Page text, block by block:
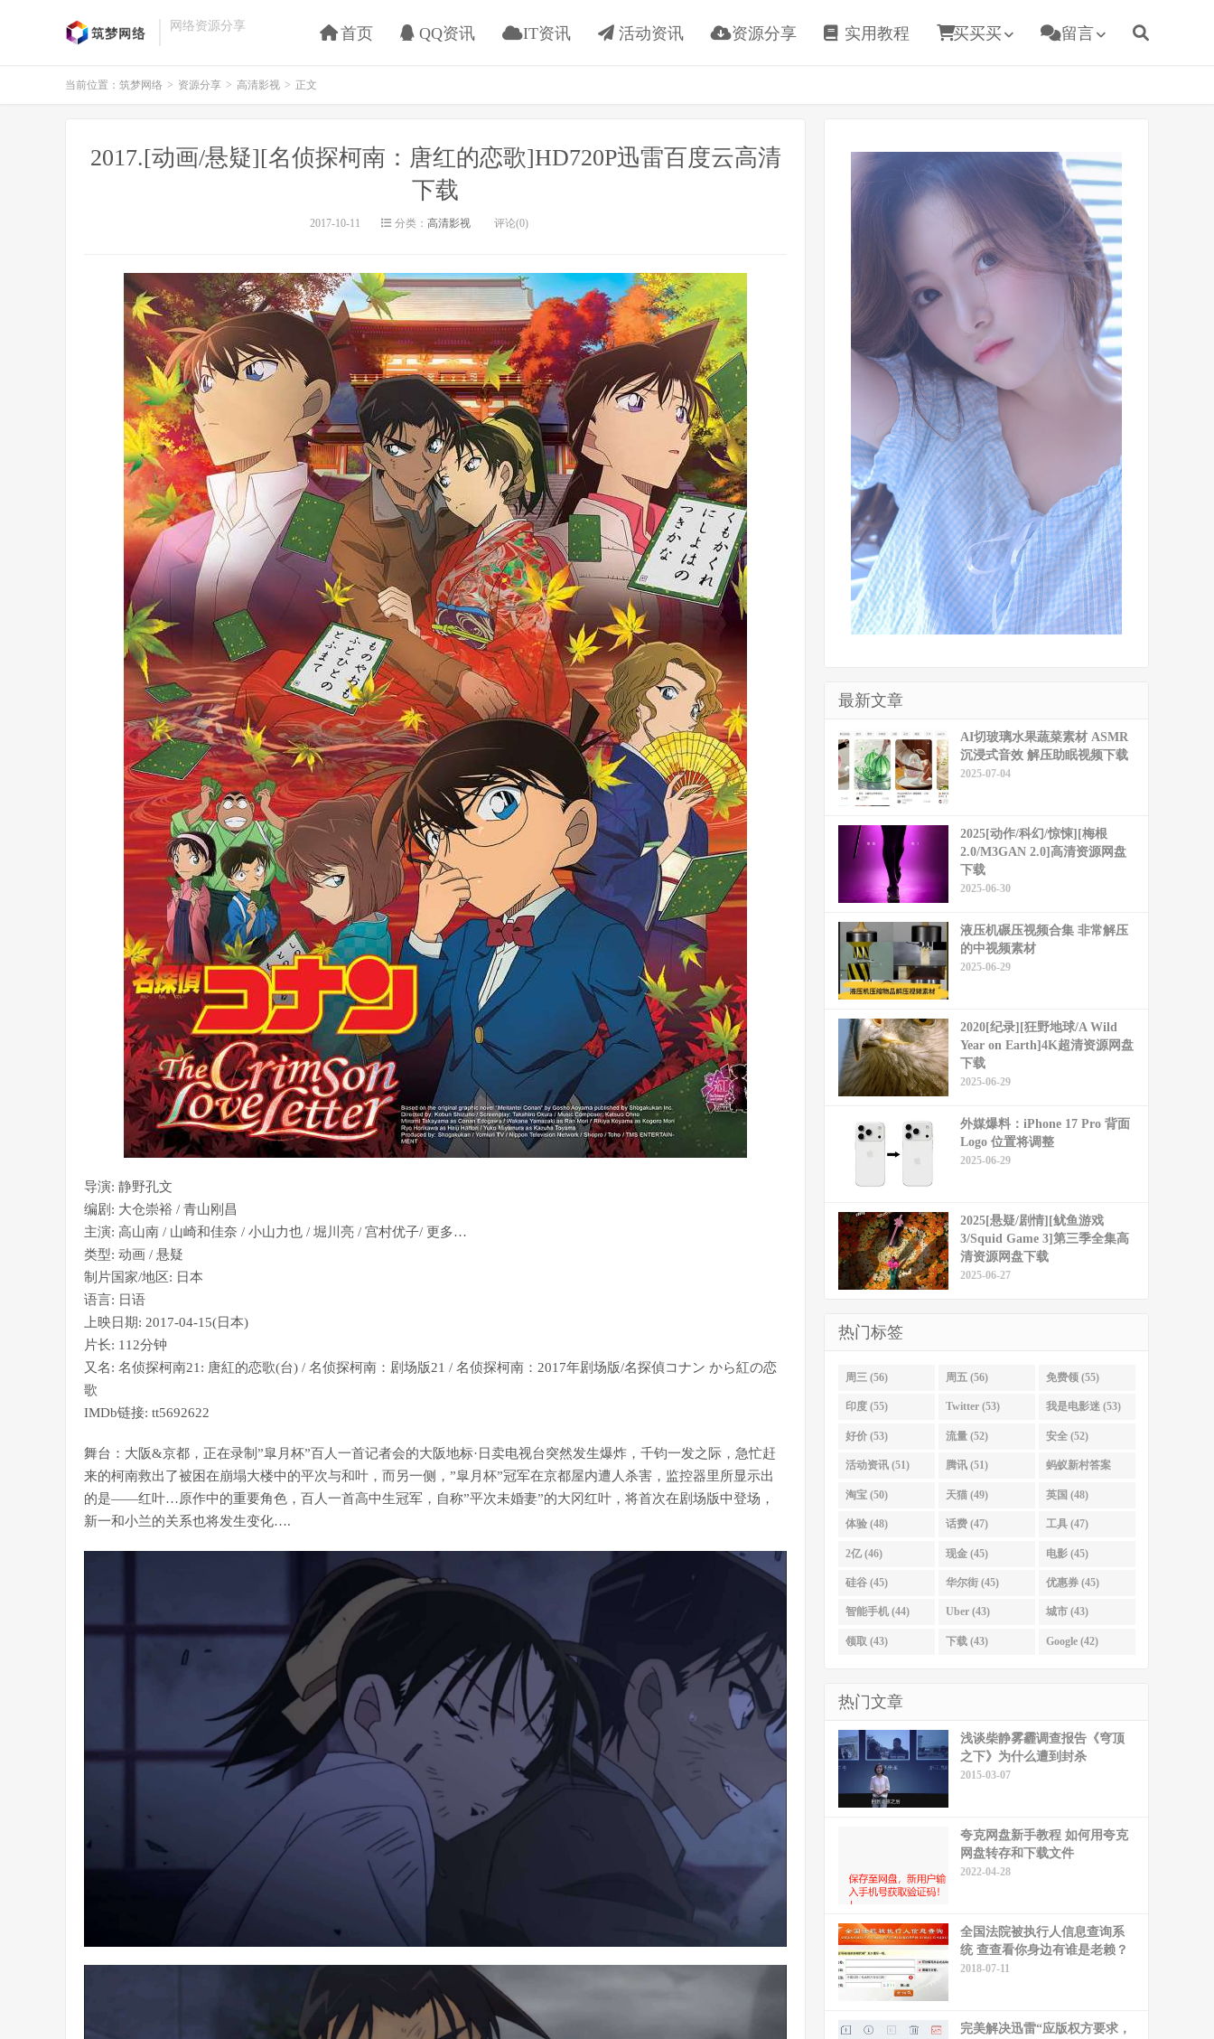
网络资源分享 首页 QQ资讯 IT资讯 活动资讯 资源分享 实用教程 买买买 留言
当前位置： 筑梦网络 > 资源分享 > 高清影视 > 正文
2017.[动画/悬疑][名侦探柯南：唐红的恋歌]HD720P迅雷百度云高清
下载
2017-10-11 分类： 高清影视 评论(0)
导演: 静野孔文
编剧 : 大仓崇裕 / 青山刚昌
主演: 高山南 / 山崎和佳奈 / 小山力也 / 堀川亮 / 宫村优子/ 更多…
类型: 动画 / 悬疑
制片国家/地区: 日本
语言: 日语
上映日期: 2017-04-15(日本)
片长: 112分钟
又名: 名侦探柯南21: 唐紅的恋歌(台) / 名侦探柯南：剧场版21 / 名侦探柯南：2017年剧场版/名探偵コナン から紅の恋
歌
IMDb链接: tt5692622
舞台：大阪&京都，正在录制”皐月杯”百人一首记者会的大阪地标·日卖电视台突然发生爆炸，千钧一发之际，急忙赶
来的柯南救出了被困在崩塌大楼中的平次与和叶，而另一侧，”皐月杯”冠军在京都屋内遭人杀害，监控器里所显示出
的是——红叶…原作中的重要角色，百人一首高中生冠军，自称”平次未婚妻”的大冈红叶，将首次在剧场版中登场，
新一和小兰的关系也将发生变化….
最新文章
​​AI切玻璃水果蔬菜素材 ASMR
沉浸式音效 解压助眠视频下载
2025-07-04
2025[动作/科幻/惊悚][梅根
2.0/M3GAN 2.0]高清资源网盘
下载
2025-06-30
液压机碾压视频合集 非常解压
的中视频素材
2025-06-29
2020[纪录][狂野地球/A Wild
Year on Earth]4K超清资源网盘
下载
2025-06-29
外媒爆料：​​iPhone 17 Pro 背面
Logo 位置将调整​​
2025-06-29
2025[悬疑/剧情][鱿鱼游戏
3/Squid Game 3]第三季全集高
清资源网盘下载
2025-06-27
热门标签
周三 (56) 周五 (56) 免费领 (55)
印度 (55) Twitter (53) 我是电影迷 (53)
好价 (53) 流量 (52) 安全 (52)
活动资讯 (51) 腾讯 (51) 蚂蚁新村答案
(51)
淘宝 (50) 天猫 (49) 英国 (48)
体验 (48) 话费 (47) 工具 (47)
2亿 (46) 现金 (45) 电影 (45)
硅谷 (45) 华尔街 (45) 优惠券 (45)
智能手机 (44) Uber (43) 城市 (43)
领取 (43) 下载 (43) Google (42)
热门文章
浅谈柴静雾霾调查报告《穹顶
之下》为什么遭到封杀
2015-03-07
夸克网盘新手教程 如何用夸克
网盘转存和下载文件
2022-04-28
全国法院被执行人信息查询系
统 查查看你身边有谁是老赖？
2018-07-11
完美解决迅雷“应版权方要求，